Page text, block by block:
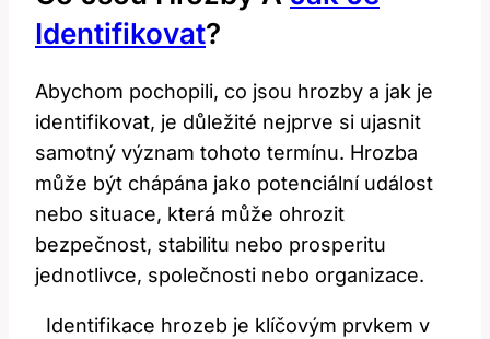
Identifikovat?
Abychom pochopili, co jsou ‌hrozby a‌ jak je
⁢identifikovat, je důležité nejprve si ujasnit‌
samotný význam ⁢tohoto ⁤termínu. Hrozba
může být chápána jako potenciální událost
⁣nebo​ situace, která může ⁢ohrozit‍
bezpečnost, stabilitu ⁤nebo prosperitu
⁤jednotlivce, společnosti nebo ‍organizace.
​ ​ Identifikace ⁣hrozeb je ⁣klíčovým ‍prvkem v